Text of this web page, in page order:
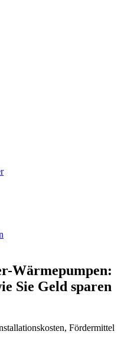
Wärmepumpen:
Sie Geld sparen
Fördermittel